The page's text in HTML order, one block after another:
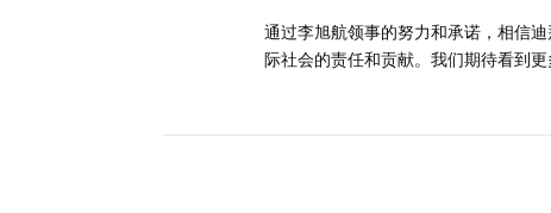
通过李旭航领事的努力和承诺，相信
际社会的责任和贡献。我们期待看到